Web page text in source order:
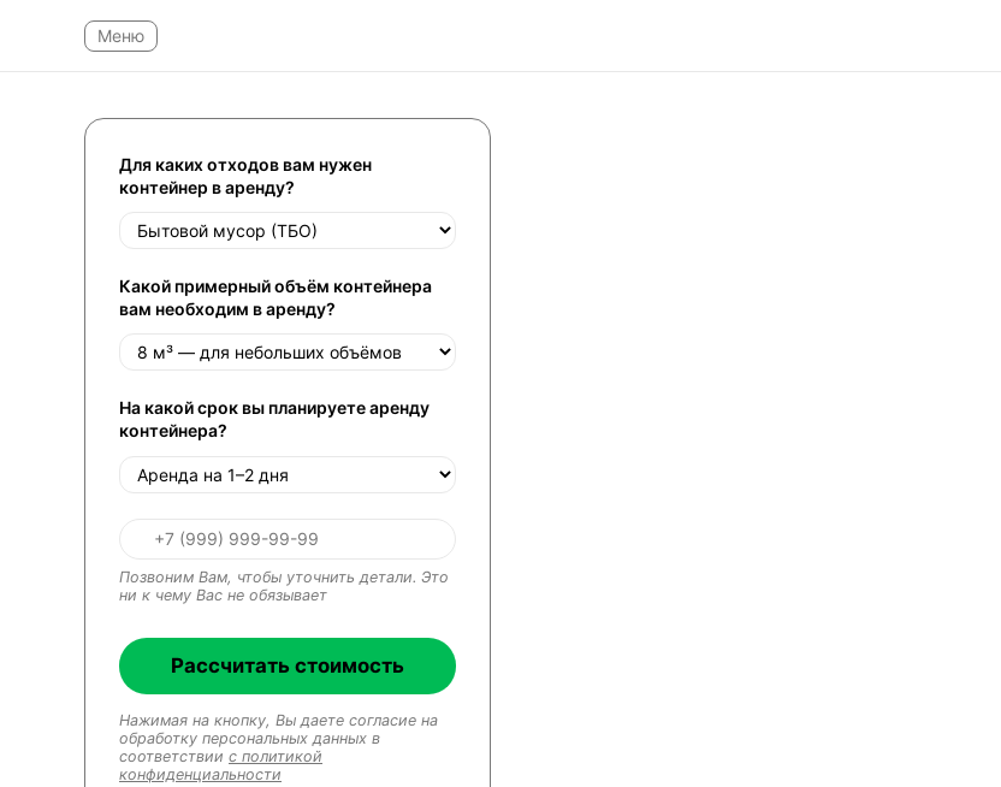
Для каких отходов вам нужен
контейнер в аренду?
Какой примерный объём контейнера
вам необходим в аренду?
На какой срок вы планируете аренду
контейнера?
Позвоним Вам, чтобы уточнить детали. Это
ни к чему Вас не обязывает
Рассчитать стоимость
Нажимая на кнопку, Вы даете согласие на
обработку персональных данных в
соответствии с политикой
конфиденциальности